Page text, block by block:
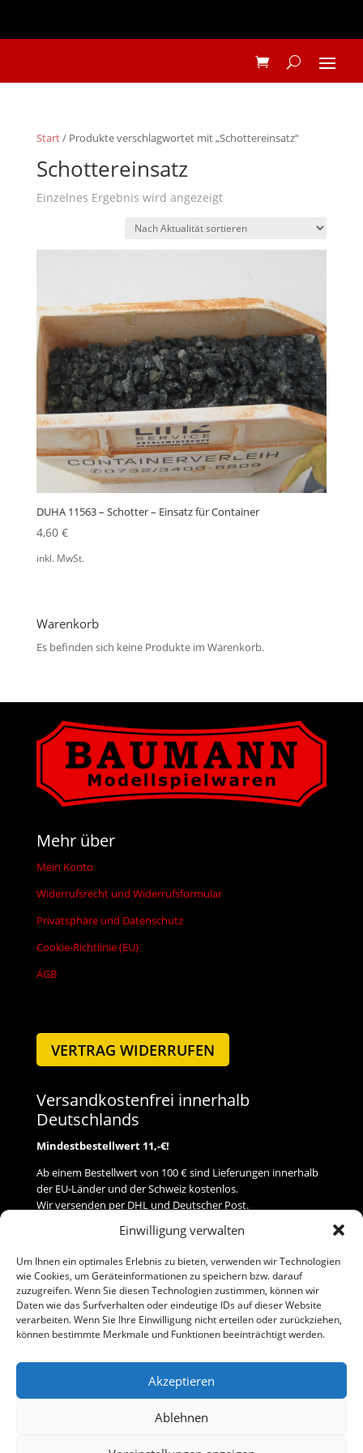
Einwilligung verwalten
Um Ihnen ein optimales Erlebnis zu bieten, verwenden wir Technologien
wie Cookies, um Geräteinformationen zu speichern bzw. darauf
zuzugreifen. Wenn Sie diesen Technologien zustimmen, können wir
Daten wie das Surfverhalten oder eindeutige IDs auf dieser Website
verarbeiten. Wenn Sie Ihre Einwilligung nicht erteilen oder zurückziehen,
können bestimmte Merkmale und Funktionen beeinträchtigt werden.
Akzeptieren
Ablehnen
Start/ Produkte verschlagwortet mit „Schottereinsatz“
Schottereinsatz
Einzelnes Ergebnis wird angezeigt
DUHA 11563 – Schotter – Einsatz für Container
4,60 €
inkl. MwSt.
Warenkorb
Es befinden sich keine Produkte im Warenkorb.
Mehr über
Mein Konto
Widerrufsrecht und Widerrufsformular
Privatsphäre und Datenschutz
Cookie-Richtlinie (EU)
AGB
VERTRAG WIDERRUFEN
Versandkostenfrei innerhalb
Deutschlands
Mindestbestellwert 11,-€!
Ab einem Bestellwert von 100 € sind Lieferungen innerhalb
der EU-Länder und der Schweiz kostenlos.
Wir versenden per DHL und Deutscher Post.
Versand
Zahlung
Baumann Modellspielwaren
Telefon (0 91 61) 33 84